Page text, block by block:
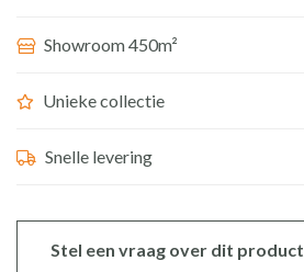
aantal
Showroom 450m²
Unieke collectie
Snelle levering
Stel een vraag over dit product